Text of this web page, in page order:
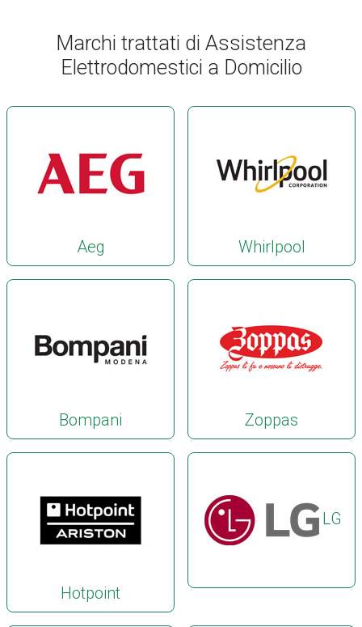
Marchi trattati di Assistenza
Elettrodomestici a Domicilio
Aeg Whirlpool
Bompani Zoppas
Hotpoint
LG